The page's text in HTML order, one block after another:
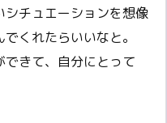
チュエーションを想像
くれたらいいなと。
きて、自分にとって